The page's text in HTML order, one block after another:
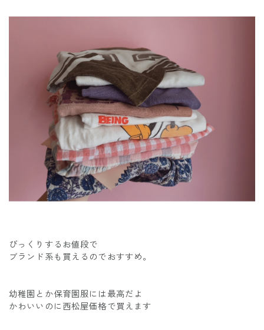
びっくりするお値段で
ブランド系も買えるのでおすすめ。
幼稚園とか保育園服には最高だよ
かわいいのに西松屋価格で買えます